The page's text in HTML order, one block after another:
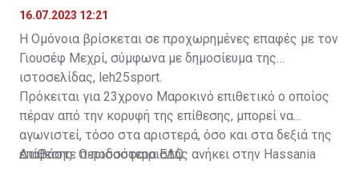
16.07.2023 12:21
Η Ομόνοια βρίσκεται σε προχωρημένες επαφές με τον
Γιουσέφ Μεχρί, σύμφωνα με δημοσίευμα της
ιστοσελίδας, leh25sport.
Πρόκειται για 23χρονο Μαροκινό επιθετικό ο οποίος
πέραν από την κορυφή της επίθεσης, μπορεί να
αγωνιστεί, τόσο στα αριστερά, όσο και στα δεξιά της
επίθεσης. Ο ποδοσφαιριστής ανήκει στην Hassania
Διαβάστε περισσότεραΕΔΩ.